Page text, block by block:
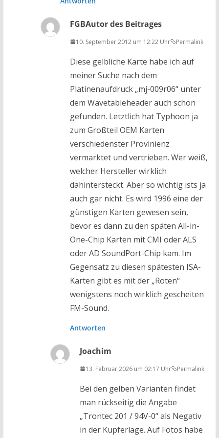
FGBAutor des Beitrages
10. September 2012 um 12:22 Uhr Permalink
Diese gelbliche Karte habe ich auf
meiner Suche nach dem
Platinenaufdruck „mj-009r06“ unter
dem Wavetableheader auch schon
gefunden. Letztlich hat Typhoon ja
zum Großteil OEM Karten
verschiedenster Provinienz
vermarktet und vertrieben. Wer weiß,
welcher Hersteller wirklich
dahintersteckt. Aber so wichtig ists ja
auch gar nicht. Es wird 1996 eine der
günstigen Karten gewesen sein,
bevor es dann zu den späten All-in-
One-Chip Karten mit CMI oder ALS
oder AD SoundPort-Chip kam. Im
Gegensatz zu diesen spätesten ISA-
Karten gibt es mit der „Roten“
wenigstens noch wirklich gescheiten
FM-Sound.
Antworten
Joachim
13. Februar 2026 um 02:17 Uhr Permalink
Bei den gelben Varianten findet
man rückseitig die Angabe
„Trontec 201 / 94V-0“ als Negativ
in der Kupferlage. Auf Fotos habe